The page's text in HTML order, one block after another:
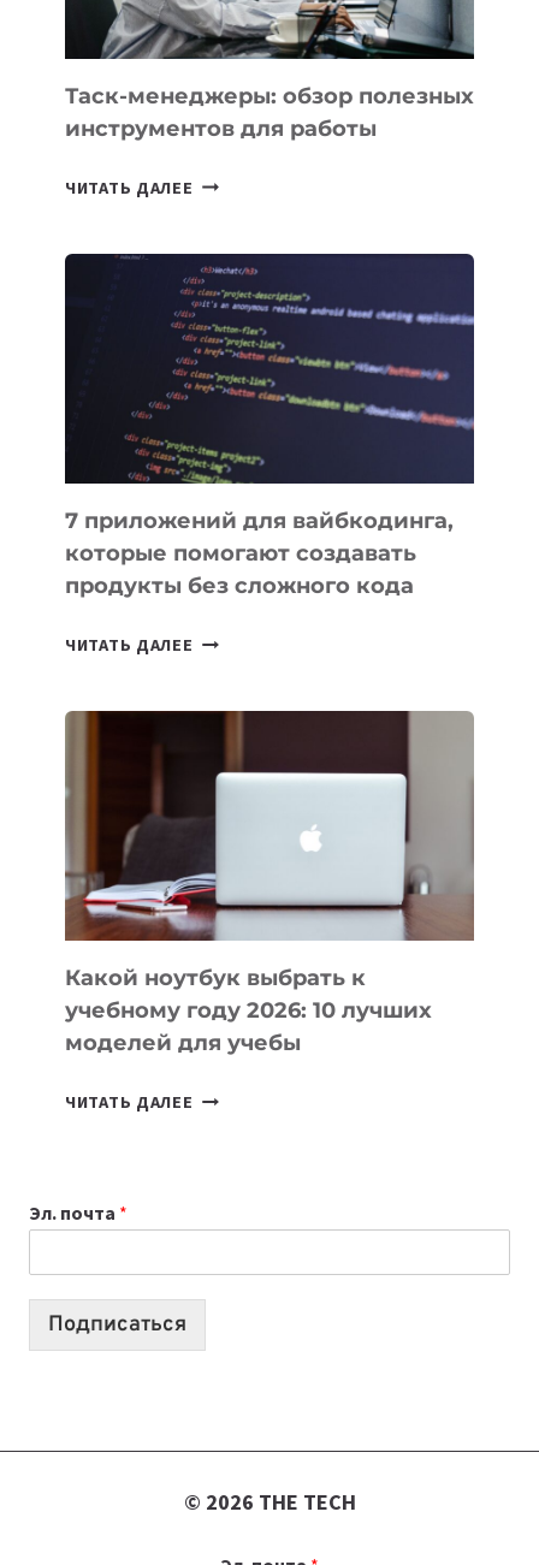
Таск-менеджеры: обзор полезных
инструментов для работы
ЧИТАТЬ ДАЛЕЕ ТАСК-
ПОЛЕЗНЫХ
ИНСТРУМЕНТОВ
ДЛЯ
РАБОТЫ
7 приложений для вайбкодинга,
которые помогают создавать
продукты без сложного кода
ЧИТАТЬ ДАЛЕЕ
ПОМОГАЮТ
СОЗДАВАТЬ
БЕЗ
СЛОЖНОГО
КОДА
Какой ноутбук выбрать к
учебному году 2026: 10 лучших
моделей для учебы
ЧИТАТЬ ДАЛЕЕ КАКОЙ
2026:
10
Эл. почта *
Подписаться
© 2026 THE TECH